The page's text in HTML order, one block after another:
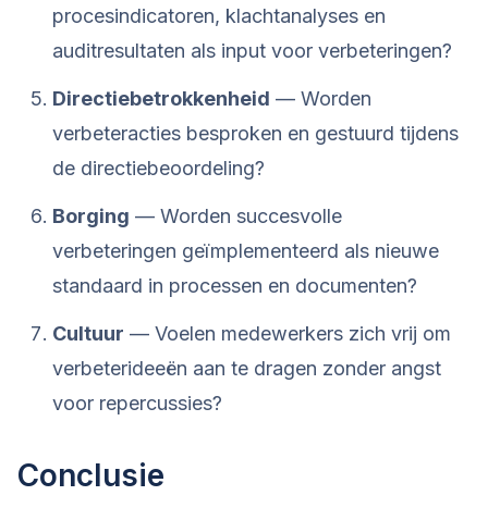
procesindicatoren, klachtanalyses en
auditresultaten als input voor verbeteringen?
Directiebetrokkenheid — Worden
verbeteracties besproken en gestuurd tijdens
de directiebeoordeling?
Borging — Worden succesvolle
verbeteringen geïmplementeerd als nieuwe
standaard in processen en documenten?
Cultuur — Voelen medewerkers zich vrij om
verbeterideeën aan te dragen zonder angst
voor repercussies?
Conclusie